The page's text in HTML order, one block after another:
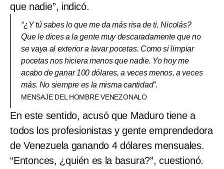
que nadie”, indicó.
“¿Y tú sabes lo que me da más risa de ti, Nicolás?
Que le dices a la gente muy descaradamente que no
se vaya al exterior a lavar pocetas. Como si limpiar
pocetas nos hiciera menos que nadie. Yo hoy me
acabo de ganar 100 dólares, a veces menos, a veces
más. No siempre es la misma cantidad”.
MENSAJE DEL HOMBRE VENEZONALO
En este sentido, acusó que Maduro tiene a
todos los profesionistas y gente emprendedora
de Venezuela ganando 4 dólares mensuales.
“Entonces, ¿quién es la basura?”, cuestionó.